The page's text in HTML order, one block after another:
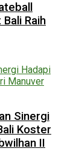
Raih
Sinergi
Koster
II